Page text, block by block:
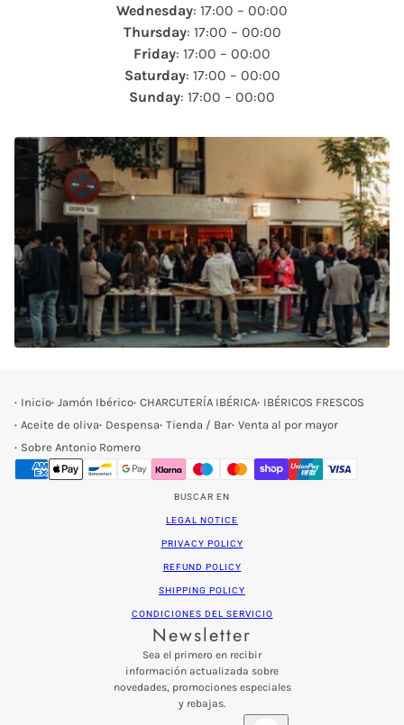
Wednesday: 17:00 – 00:00
Thursday: 17:00 – 00:00
Friday: 17:00 – 00:00
Saturday: 17:00 – 00:00
Sunday: 17:00 – 00:00
Inicio Jamón Ibérico CHARCUTERÍA IBÉRICA IBÉRICOS FRESCOS
Aceite de oliva Despensa Tienda / Bar Venta al por mayor
Sobre Antonio Romero
BUSCAR EN
LEGAL NOTICE
PRIVACY POLICY
REFUND POLICY
SHIPPING POLICY
CONDICIONES DEL SERVICIO
Newsletter
Sea el primero en recibir
información actualizada sobre
novedades, promociones especiales
y rebajas.